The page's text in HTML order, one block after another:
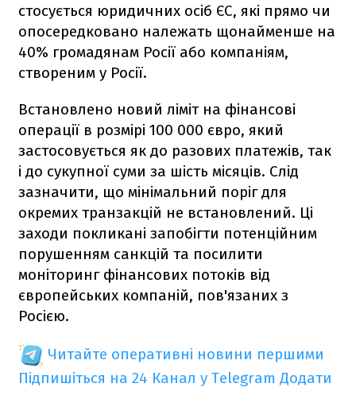
стосується юридичних осіб ЄС, які прямо чи
опосередковано належать щонайменше на
40% громадянам Росії або компаніям,
створеним у Росії.
Встановлено новий ліміт на фінансові
операції в розмірі 100 000 євро, який
застосовується як до разових платежів, так
і до сукупної суми за шість місяців. Слід
зазначити, що мінімальний поріг для
окремих транзакцій не встановлений. Ці
заходи покликані запобігти потенційним
порушенням санкцій та посилити
моніторинг фінансових потоків від
європейських компаній, пов'язаних з
Росією.
Читайте оперативні новини першими
Підпишіться на 24 Канал у Telegram Додати